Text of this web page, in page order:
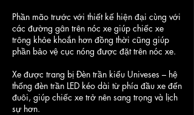
Phần mão trước với thiết kế hiện đại cùng với
các đường gân trên nóc xe giúp chiếc xe
trông khỏe khoắn hơn đồng thời cũng giúp
phần bảo vệ cục nóng được đặt trên nóc xe.
Xe được trang bị Đèn trần kiểu Univeses – hệ
thống đèn trần LED kéo dài từ phía đầu xe đến
đuôi, giúp chiếc xe trở nên sang trọng và lịch
sự hơn.